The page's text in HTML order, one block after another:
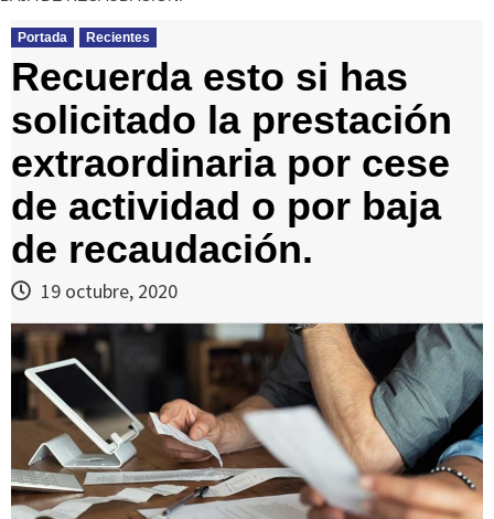
Portada Recientes
Recuerda esto si has
solicitado la prestación
extraordinaria por cese
de actividad o por baja
de recaudación.
19 octubre, 2020